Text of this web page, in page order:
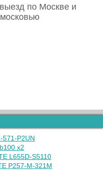
по Москве и
571-P2UN
x2
L655D-S5110
P257-M-321M